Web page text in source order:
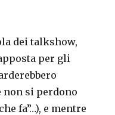
dei talkshow,
per gli
non si perdono
fa”…), e mentre